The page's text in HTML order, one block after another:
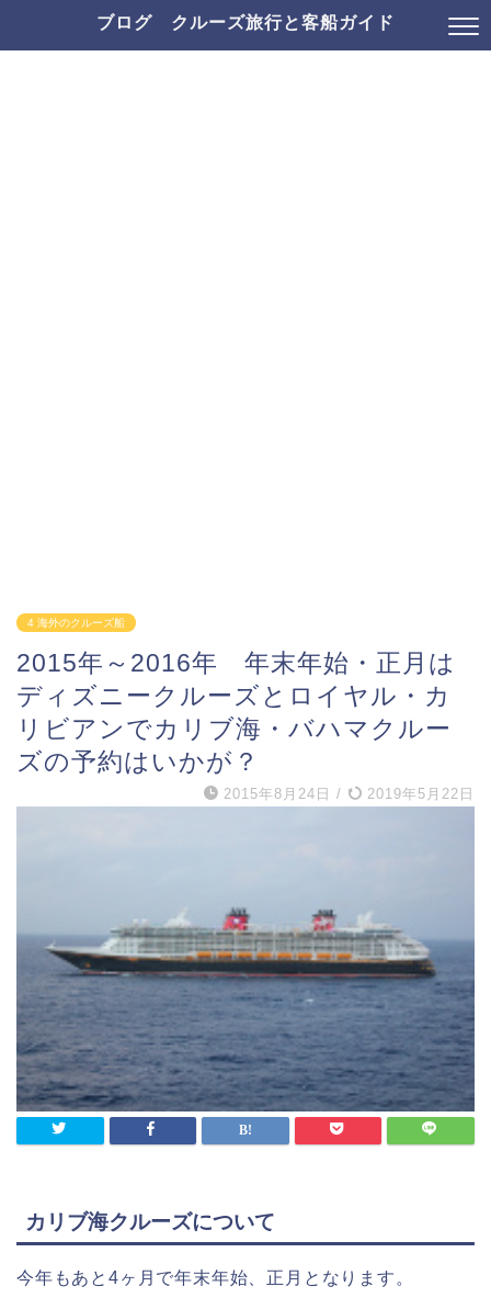
ブログ クルーズ旅行と客船ガイド
4 海外のクルーズ船
2015年～2016年 年末年始・正月は
ディズニークルーズとロイヤル・カ
リビアンでカリブ海・バハマクルー
ズの予約はいかが？
2015年8月24日 / 2019年5月22日
カリブ海クルーズについて
今年もあと4ヶ月で年末年始、正月となります。